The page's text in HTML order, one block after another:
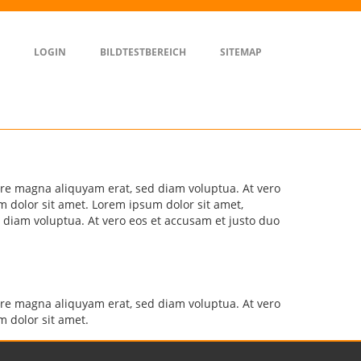
LOGIN BILDTESTBEREICH SITEMAP
magna aliquyam erat, sed diam voluptua. At vero
dolor sit amet. Lorem ipsum dolor sit amet,
voluptua. At vero eos et accusam et justo duo
magna aliquyam erat, sed diam voluptua. At vero
dolor sit amet.